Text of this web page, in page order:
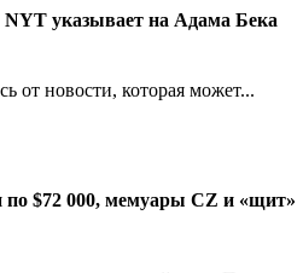
указывает на Адама Бека
от новости, которая может...
$72 000, мемуары CZ и «щит»